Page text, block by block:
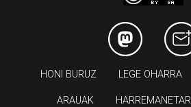
HONI BURUZ LEGE OHARRA
ARAUAK